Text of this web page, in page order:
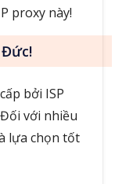
proxy này!
bởi ISP
với nhiều
lựa chọn tốt